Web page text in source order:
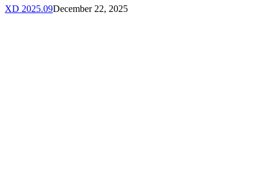
XD 2025.09December 22, 2025